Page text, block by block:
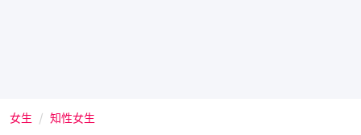
女生 知性女生